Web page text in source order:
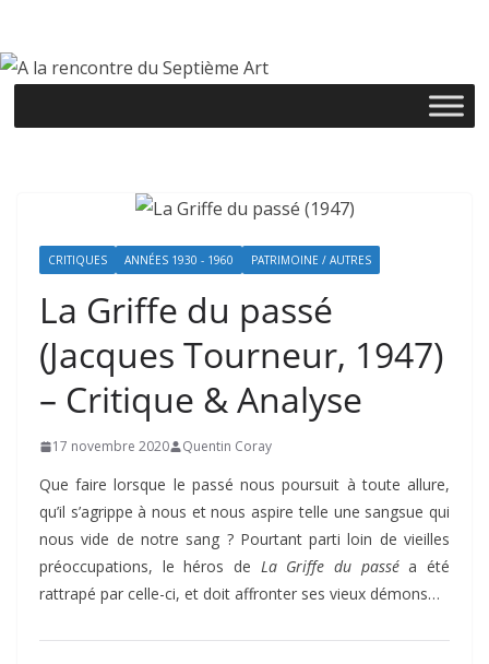
contenu
CRITIQUES ANNÉES 1930 - 1960 PATRIMOINE / AUTRES
La Griffe du passé
(Jacques Tourneur, 1947)
– Critique & Analyse
17 novembre 2020 Quentin Coray
Que faire lorsque le passé nous poursuit à toute allure,
qu’il s’agrippe à nous et nous aspire telle une sangsue qui
nous vide de notre sang ? Pourtant parti loin de vieilles
préoccupations, le héros de La Griffe du passéa été
rattrapé par celle-ci, et doit affronter ses vieux démons…